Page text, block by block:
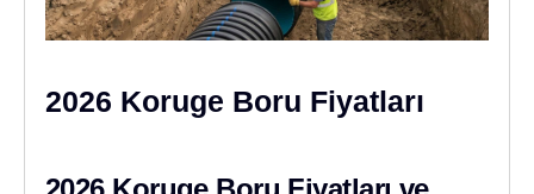
2026 Koruge Boru Fiyatları